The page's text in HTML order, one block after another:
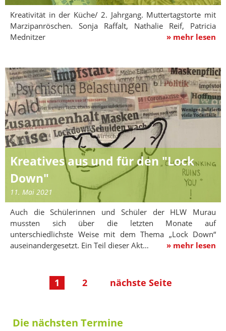
Kreativität in der Küche/ 2. Jahrgang. Muttertagstorte mit
Marzipanröschen. Sonja Raffalt, Nathalie Reif, Patricia
Mednitzer
» mehr lesen
Kreatives aus und für den "Lock
Down"
11. Mai 2021
Auch die Schülerinnen und Schüler der HLW Murau
mussten sich über die letzten Monate auf
unterschiedlichste Weise mit dem Thema „Lock Down“
auseinandergesetzt. Ein Teil dieser Akt…
» mehr lesen
1 2 nächste Seite
Die nächsten Termine